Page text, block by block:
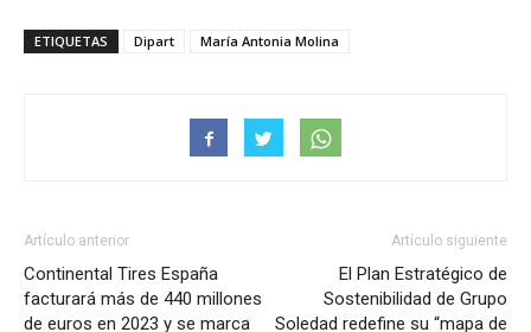
ETIQUETAS Dipart María Antonia Molina
Artículo anterior
Continental Tires España
facturará más de 440 millones
de euros en 2023 y se marca
Artículo siguiente
El Plan Estratégico de
Sostenibilidad de Grupo
Soledad redefine su “mapa de